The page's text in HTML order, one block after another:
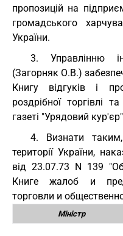
пропозицій на
громадського
України.
3. Управлінню
(Загорняк О.В.)
Книгу відгуків і
роздрібної торгівлі
газеті "Урядовий
4. Визнати
території України,
від 23.07.73 N 139
Книге жалоб и
торговли и
Міністр